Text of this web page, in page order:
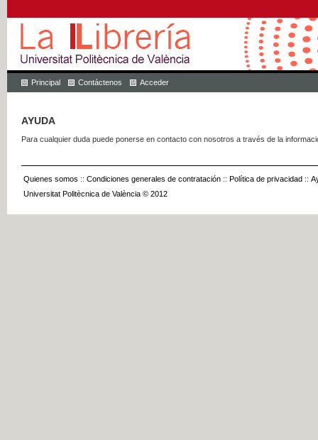
Principal Contáctenos Acceder
AYUDA
Para cualquier duda puede ponerse en contacto con nosotros a través de la
Quienes somos :: Condiciones generales de contratación :: Política de privacidad ::
Universitat Politècnica de València © 2012